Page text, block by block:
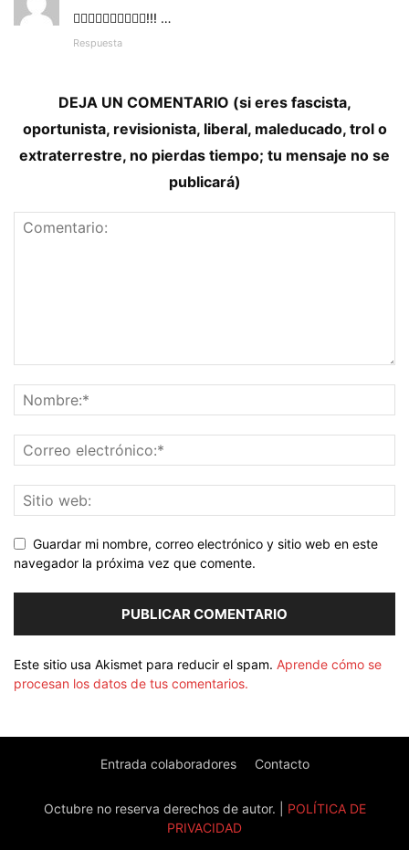
✊🏻✊🏻✊🏻✊🏻✊🏻!!! …
Respuesta
DEJA UN COMENTARIO (si eres fascista,
oportunista, revisionista, liberal, maleducado, trol o
extraterrestre, no pierdas tiempo; tu mensaje no se
publicará)
Guardar mi nombre, correo electrónico y sitio web en este
navegador la próxima vez que comente.
Este sitio usa Akismet para reducir el spam. Aprende cómo se
procesan los datos de tus comentarios.
Entrada colaboradores Contacto
Octubre no reserva derechos de autor. | POLÍTICA DE
PRIVACIDAD